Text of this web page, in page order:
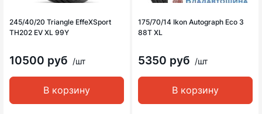
245/40/20 Triangle EffeXSport
TH202 EV XL 99Y
10500 руб /шт
В корзину
175/70/14 Ikon Autograph Eco 3
88T XL
5350 руб /шт
В корзину